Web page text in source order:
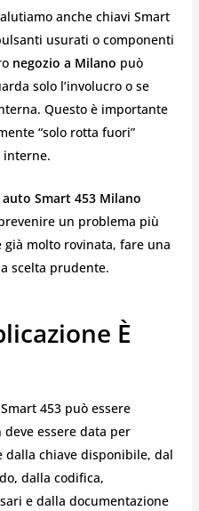
anche chiavi Smart
usurati o componenti
negozio a Milano può
solo l’involucro o se
Questo è importante
“solo rotta fuori”
interne.
Smart 453 Milano
un problema più
già molto rovinata, fare una
scelta prudente.
È
453 può essere
essere data per
chiave disponibile, dal
dalla codifica,
e dalla documentazione